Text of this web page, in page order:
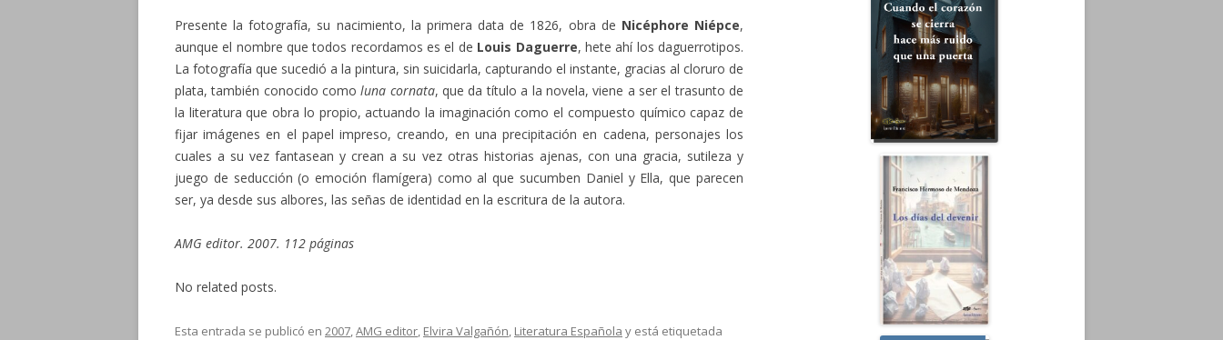
Presente la fotografía, su nacimiento, la primera data de 1826, obra de Nicéphore Niépce,
aunque el nombre que todos recordamos es el de Louis Daguerre, hete ahí los daguerrotipos.
La fotografía que sucedió a la pintura, sin suicidarla, capturando el instante, gracias al cloruro de
plata, también conocido comoluna cornata, que da título a la novela, viene a ser el trasunto de
la literatura que obra lo propio, actuando la imaginación como el compuesto químico capaz de
fijar imágenes en el papel impreso, creando, en una precipitación en cadena, personajes los
cuales a su vez fantasean y crean a su vez otras historias ajenas, con una gracia, sutileza y
juego de seducción (o emoción flamígera) como al que sucumben Daniel y Ella, que parecen
ser, ya desde sus albores, las señas de identidad en la escritura de la autora.
AMG editor. 2007. 112 páginas
No related posts.
Esta entrada se publicó en 2007,AMG editor, Elvira Valgañón, Literatura Española y está etiquetada